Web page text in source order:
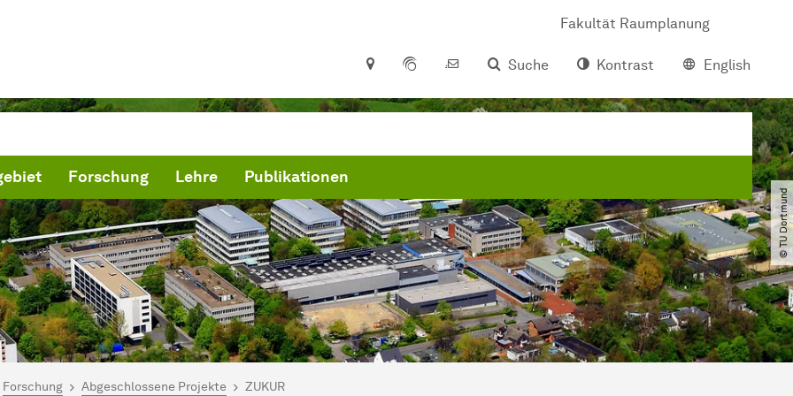
Fakultät Raumplanung
Suche
Kontrast English
Forschung Lehre Publikationen
© TU Dortmund
hier:
Forschung Abgeschlossene Projekte ZUKUR